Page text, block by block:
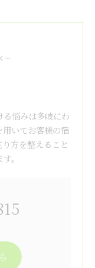
悩みは多岐にわ
いてお客様の宿
方を整えること
。